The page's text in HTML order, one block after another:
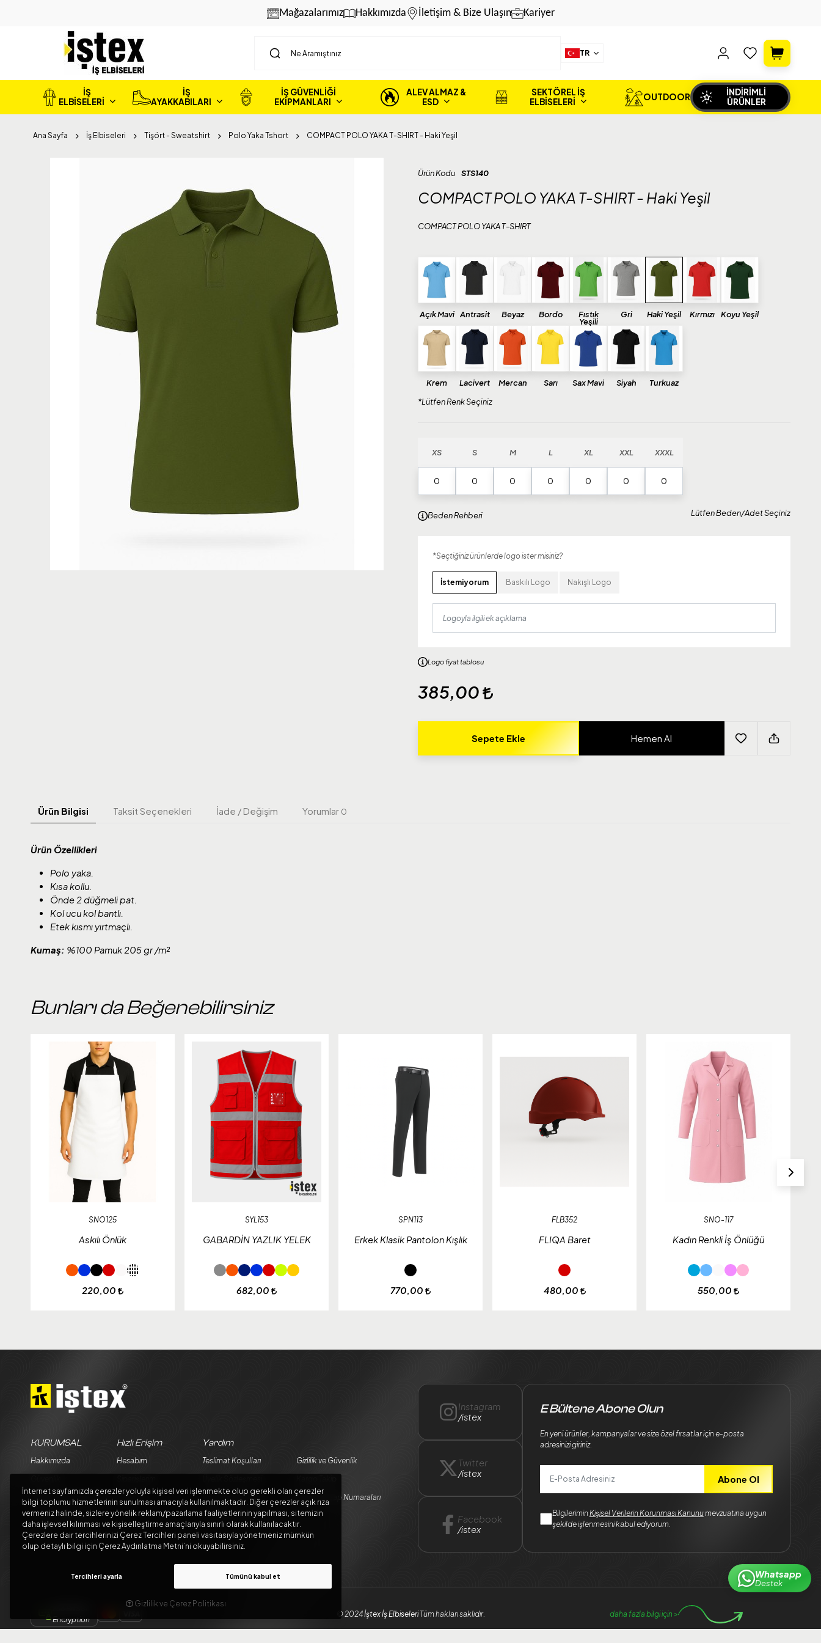
Mağazalarımız Hakkımızda İletişim & Bize Ulaşın Kariyer
TR
İŞ
ELBİSELERİ
İŞ
AYAKKABILARI
İŞ GÜVENLİĞİ
EKİPMANLARI
ALEV ALMAZ &
ESD
SEKTÖREL İŞ
ELBİSELERİ
OUTDOOR
İNDİRİMLİ
ÜRÜNLER
Ana Sayfa İş Elbiseleri Tişört - Sweatshirt Polo Yaka Tshort COMPACT POLO YAKA T-SHIRT - Haki Yeşil
Ürün Kodu STS140
COMPACT POLO YAKA T-SHIRT - Haki Yeşil
COMPACT POLO YAKA T-SHIRT
Açık Mavi Antrasit Beyaz Bordo Fıstık
Yeşili
Gri Haki Yeşil Kırmızı Koyu Yeşil
Krem Lacivert Mercan Sarı Sax Mavi Siyah
Turkuaz
*Lütfen Renk Seçiniz
XS S M L XL XXL XXXL
Beden Rehberi Lütfen Beden/Adet Seçiniz
*Seçtiğiniz ürünlerde logo ister misiniz?
İstemiyorum Baskılı Logo Nakışlı Logo
Logo fiyat tablosu
385,00
Sepete Ekle Hemen Al
Ürün Bilgisi Taksit Seçenekleri İade / Değişim Yorumlar 0
Ürün Özellikleri
Polo yaka.
Kısa kollu.
Önde 2 düğmeli pat.
Kol ucu kol bantlı.
Etek kısmı yırtmaçlı.
Kumaş: %100 Pamuk 205 gr /m²
Bunları da Beğenebilirsiniz
SNO125
Askılı Önlük
220,00
SYL153
GABARDİN YAZLIK YELEK
682,00
SPN113
Erkek Klasik Pantolon Kışlık
770,00
FLB352
FLIQA Baret
480,00
SNO-117
Kadın Renkli İş Önlüğü
550,00
Whatsapp
Destek
KURUMSAL
Hakkımızda
Teslimat ve İade Şartları
Kargo Seçenekleri
Blog
Hızlı Erişim
Hesabım
Sepetim
Yardım
Teslimat Koşulları
Satış Sözleşmesi
Garanti ve İade Koşulları
Gizlilik ve Güvenlik
Banka Hesap Numaraları
Instagram
/istex
Twitter
/istex
Facebook
/istex
E Bültene Abone Olun
En yeni ürünler, kampanyalar ve size özel fırsatlar için e-posta
adresinizi giriniz.
Abone Ol
BilgileriminKişisel Verilerin Korunması Kanunumevzuatına uygun
şekilde işlenmesini kabul ediyorum.
Encryption
© 2024İştex İş ElbiseleriTüm hakları saklıdır. daha fazla bilgi için >
İnternet sayfamızda çerezler yoluyla kişisel veri işlenmekte olup gerekli olan çerezler
bilgi toplumu hizmetlerinin sunulması amacıyla kullanılmaktadır. Diğer çerezler açık rıza
vermeniz halinde, sizlere yönelik reklam/pazarlama faaliyetlerinin yapılması, sitemizin
daha işlevsel kılınması ve kişiselleştirme amaçlarıyla sınırlı olarak kullanılacaktır.
Çerezlere dair tercihlerinizi Çerez Tercihleri paneli vasıtasıyla yönetmeniz mümkün
olup detaylı bilgi için Çerez Aydınlatma Metni’ni okuyabilirsiniz.
Tercihleri ayarla Tümünü kabul et
Gizlilik ve Çerez Politikası